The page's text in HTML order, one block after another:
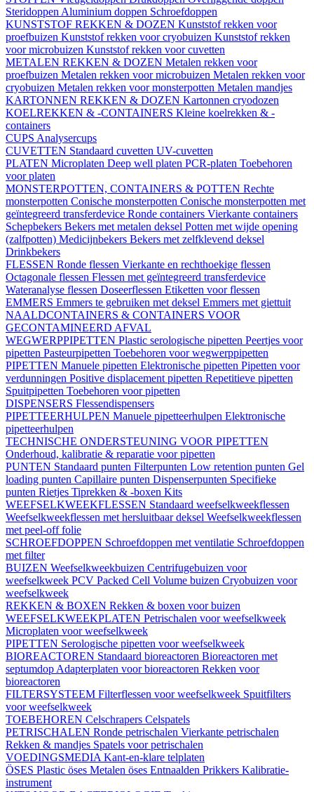
Steridoppen Aluminium doppen Schroefdoppen
KUNSTSTOF REKKEN & DOZEN Kunststof rekken voor
proefbuizen Kunststof rekken voor cryobuizen Kunststof rekken
voor microbuizen Kunststof rekken voor cuvetten
METALEN REKKEN & DOZEN Metalen rekken voor
proefbuizen Metalen rekken voor microbuizen Metalen rekken voor
cryobuizen Metalen rekken voor monsterpotten Metalen mandjes
KARTONNEN REKKEN & DOZEN Kartonnen cryodozen
KOELREKKEN & -CONTAINERS Kleine koelrekken & -
containers
CUPS Analysercups
CUVETTEN Standaard cuvetten UV-cuvetten
PLATEN Microplaten Deep well platen PCR-platen Toebehoren
voor platen
MONSTERPOTTEN, CONTAINERS & POTTEN Rechte
monsterpotten Conische monsterpotten Conische monsterpotten met
geïntegreerd transferdevice Ronde containers Vierkante containers
Schepbekers Bekers met metalen deksel Potten met wijde opening
(zalfpotten) Medicijnbekers Bekers met zelfklevend deksel
Drinkbekers
FLESSEN Ronde flessen Vierkante en rechthoekige flessen
Octagonale flessen Flessen met geïntegreerd transferdevice
Wateranalyse flessen Doseerflessen Etiketten voor flessen
EMMERS Emmers te gebruiken met deksel Emmers met giettuit
NAALDCONTAINERS & CONTAINERS VOOR
GECONTAMINEERD AFVAL
WEGWERPPIPETTEN Plastic serologische pipetten Peertjes voor
pipetten Pasteurpipetten Toebehoren voor wegwerppipetten
PIPETTEN Manuele pipetten Elektronische pipetten Pipetten voor
verdunningen Positive displacement pipetten Repetitieve pipetten
Spuitpipetten Toebehoren voor pipetten
DISPENSERS Flessendispensers
PIPETTEERHULPEN Manuele pipetteerhulpen Elektronische
pipetteerhulpen
TECHNISCHE ONDERSTEUNING VOOR PIPETTEN
Onderhoud, kalibratie & reparatie voor pipetten
PUNTEN Standaard punten Filterpunten Low retention punten Gel
loading punten Capillaire punten Dispenserpunten Specifieke
punten Rietjes Tiprekken & -boxen Kits
WEEFSELKWEEKFLESSEN Standaard weefselkweekflessen
Weefselkweekflessen met hersluitbaar deksel Weefselkweekflessen
met peel-off folie
SCHROEFDOPPEN Schroefdoppen met ventilatie Schroefdoppen
met filter
BUIZEN Weefselkweekbuizen Centrifugebuizen voor
weefselkweek PCV Packed Cell Volume buizen Cryobuizen voor
weefselkweek
REKKEN & BOXEN Rekken & boxen voor buizen
WEEFSELKWEEKPLATEN Petrischalen voor weefselkweek
Microplaten voor weefselkweek
PIPETTEN Serologische pipetten voor weefselkweek
BIOREACTOREN Standaard bioreactoren Bioreactoren met
septumdop Adapterplaten voor bioreactoren Rekken voor
bioreactoren
FILTERSYSTEEM Filterflessen voor weefselkweek Spuitfilters
voor weefselkweek
TOEBEHOREN Celschrapers Celspatels
PETRISCHALEN Ronde petrischalen Vierkante petrischalen
Rekken & mandjes Spatels voor petrischalen
VOEDINGSMEDIA Kant-en-klare telplaten
ÖSES Plastic öses Metalen öses Entnaalden Prikkers Kalibratie-
instrument